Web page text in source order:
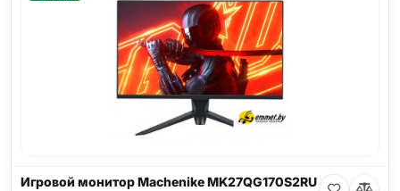
Игровой монитор Machenike MK27QG170S2RU